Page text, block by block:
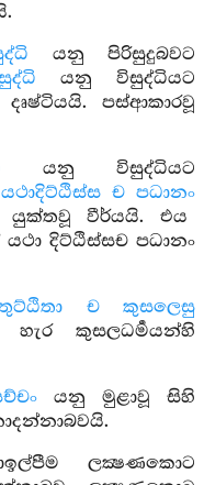
යනු පිරිසුදුබවට
යනු විසුද්ධියට
පස්ආකාරවූ
යනු විසුද්ධියට
යථාදිට්ඨිස්ස ච පධානං
යුක්තවූ වීර්යයි. එය
දිට්ඨිස්සච පධානං
ච කුසලෙසු
කුසලධර්‍මයන්හි
යනු මුළාවූ සිහි
ලක්‍ෂණකොට